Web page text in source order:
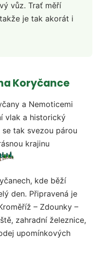
vůz. Trať měří
je tak akorát i
Koryčance
a Nemoticemi
vlak a historický
tak svezou párou
krajinu
kde běží
den. Připravená je
– Zdounky –
zahradní železnice,
upomínkových